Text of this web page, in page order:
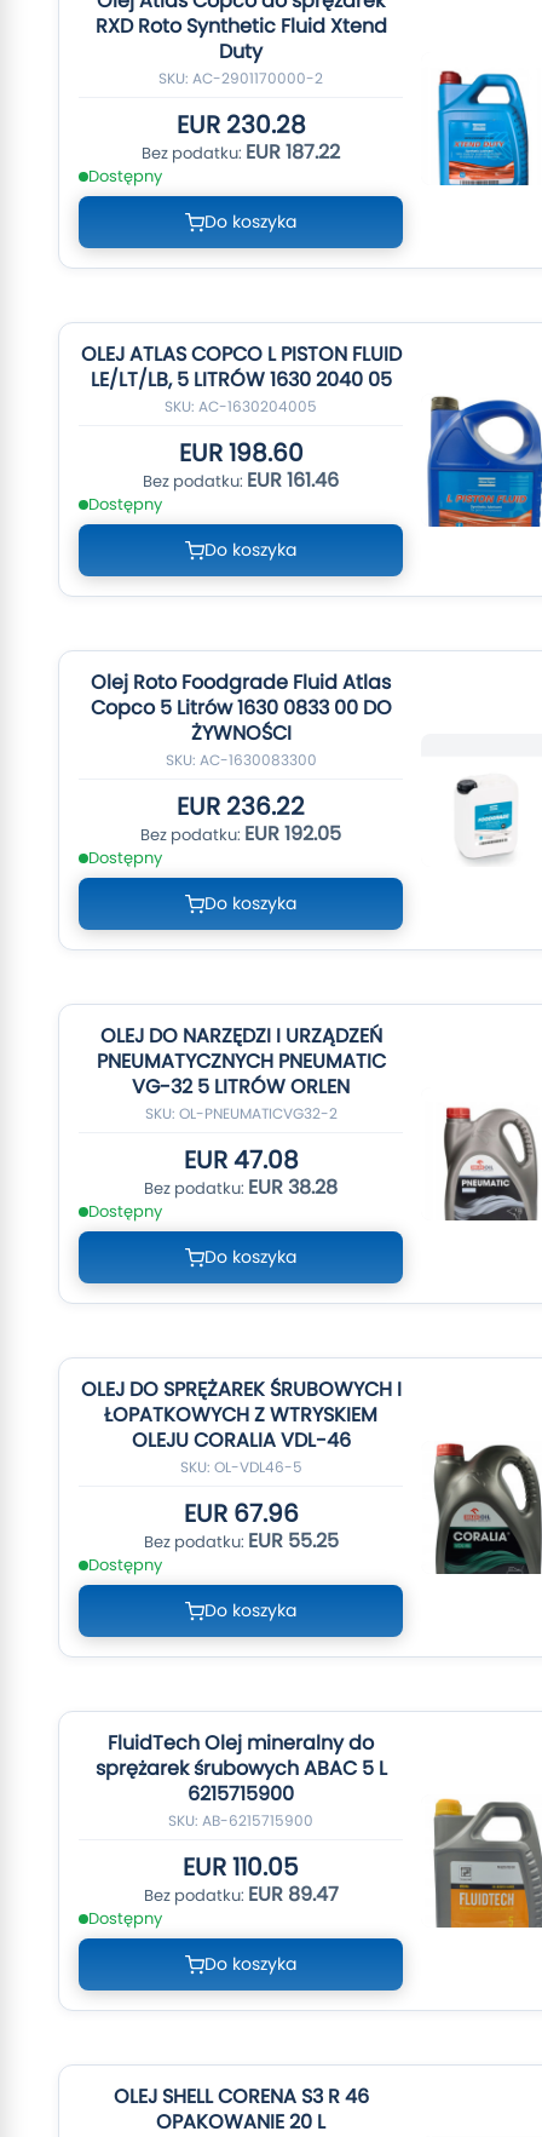
RXD Roto Synthetic Fluid Xtend
Duty
SKU: AC-2901170000-2
EUR 230.28
EUR 187.22
Dostępny
Do koszyka
OLEJ ATLAS COPCO L PISTON FLUID
LE/LT/LB, 5 LITRÓW 1630 2040 05
SKU: AC-1630204005
EUR 198.60
EUR 161.46
Dostępny
Do koszyka
Olej Roto Foodgrade Fluid Atlas
Copco 5 Litrów 1630 0833 00 DO
ŻYWNOŚCI
SKU: AC-1630083300
EUR 236.22
EUR 192.05
Dostępny
Do koszyka
OLEJ DO NARZĘDZI I URZĄDZEŃ
PNEUMATYCZNYCH PNEUMATIC
VG-32 5 LITRÓW ORLEN
SKU: OL-PNEUMATICVG32-2
EUR 47.08
EUR 38.28
Dostępny
Do koszyka
OLEJ DO SPRĘŻAREK ŚRUBOWYCH I
ŁOPATKOWYCH Z WTRYSKIEM
OLEJU CORALIA VDL-46
SKU: OL-VDL46-5
EUR 67.96
EUR 55.25
Dostępny
Do koszyka
FluidTech Olej mineralny do
sprężarek śrubowych ABAC 5 L
6215715900
SKU: AB-6215715900
EUR 110.05
EUR 89.47
Dostępny
Do koszyka
OLEJ SHELL CORENA S3 R 46
OPAKOWANIE 20 L